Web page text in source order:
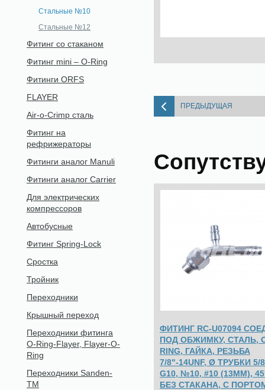
ПРЕДЫДУЩАЯ
ФИТИНГ RC-U07094
ПОД ОБЖИМКУ, СТАЛЬ,
RING, ГАЙКА, РЕЗЬБА
7/8"-14UNF, Ø ТРУБКИ 5/
G10, №10, #10 (13ММ),
БЕЗ СТАКАНА, С
Стальные №10
Стальные №12
Фитинг со стаканом
Фитинг mini – O-Ring
Фитинги ORFS
FLAYER
Air-o-Crimp сталь
Фитинг на
рефрижераторы
Фитинги аналог Manuli
Фитинги аналог Carrier
Для электрических
компрессоров
Автобусные
Фитинг Spring-Lock
Сростка
Тройник
Переходники
Крышный переход
Переходники фитинга
O-Ring-Flayer, Flayer-O-
Ring
Переходники Sanden-
TM